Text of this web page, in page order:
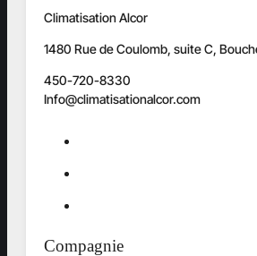
Climatisation Alcor
1480 Rue de Coulomb, suite C,
450-720-8330
Info@climatisationalcor.com
Compagnie